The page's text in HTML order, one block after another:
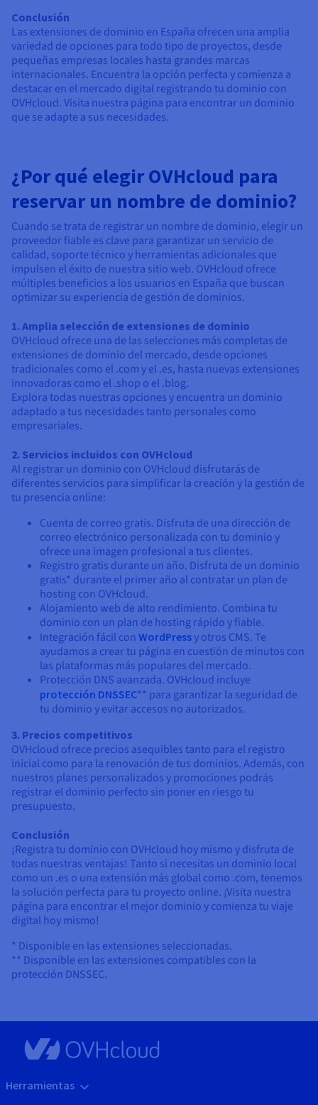
Conclusión
Las extensiones de dominio en España ofrecen una amplia
variedad de opciones para todo tipo de proyectos, desde
pequeñas empresas locales hasta grandes marcas
internacionales. Encuentra la opción perfecta y comienza a
destacar en el mercado digital registrando tu dominio con
OVHcloud. Visita nuestra página para encontrar un dominio
que se adapte a sus necesidades.
¿Por qué elegir OVHcloud para
reservar un nombre de dominio?
Cuando se trata de registrar un nombre de dominio, elegir un
proveedor fiable es clave para garantizar un servicio de
calidad, soporte técnico y herramientas adicionales que
impulsen el éxito de nuestra sitio web. OVHcloud ofrece
múltiples beneficios a los usuarios en España que buscan
optimizar su experiencia de gestión de dominios.
1. Amplia selección de extensiones de dominio
OVHcloud ofrece una de las selecciones más completas de
extensiones de dominio del mercado, desde opciones
tradicionales como el .com y el .es, hasta nuevas extensiones
innovadoras como el .shop o el .blog.
Explora todas nuestras opciones y encuentra un dominio
adaptado a tus necesidades tanto personales como
empresariales.
2. Servicios incluidos con OVHcloud
Al registrar un dominio con OVHcloud disfrutarás de
diferentes servicios para simplificar la creación y la gestión de
tu presencia online:
Cuenta de correo gratis. Disfruta de una dirección de
correo electrónico personalizada con tu dominio y
ofrece una imagen profesional a tus clientes.
Registro gratis durante un año. Disfruta de un dominio
gratis* durante el primer año al contratar un plan de
hosting con OVHcloud.
Alojamiento web de alto rendimiento. Combina tu
dominio con un plan de hosting rápido y fiable.
Integración fácil con WordPressy otros CMS. Te
ayudamos a crear tu página en cuestión de minutos con
las plataformas más populares del mercado.
Protección DNS avanzada. OVHcloud incluye
protección DNSSEC** para garantizar la seguridad de
tu dominio y evitar accesos no autorizados.
3. Precios competitivos
OVHcloud ofrece precios asequibles tanto para el registro
inicial como para la renovación de tus dominios. Además, con
nuestros planes personalizados y promociones podrás
registrar el dominio perfecto sin poner en riesgo tu
presupuesto.
Conclusión
¡Registra tu dominio con OVHcloud hoy mismo y disfruta de
todas nuestras ventajas! Tanto si necesitas un dominio local
como un .es o una extensión más global como .com, tenemos
la solución perfecta para tu proyecto online. ¡Visita nuestra
página para encontrar el mejor dominio y comienza tu viaje
digital hoy mismo!
* Disponible en las extensiones seleccionadas.
** Disponible en las extensiones compatibles con la
protección DNSSEC.
Herramientas